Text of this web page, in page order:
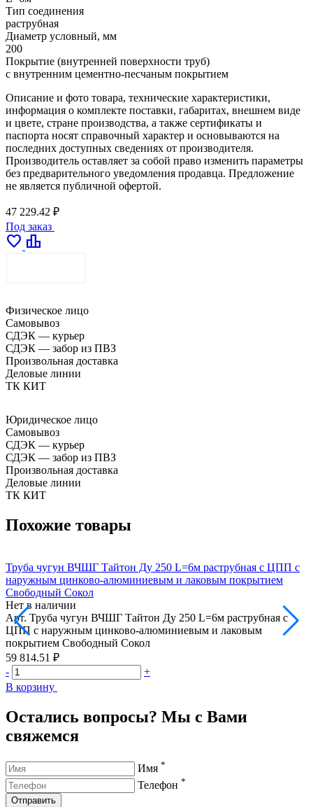
Тип соединения
раструбная
Диаметр условный, мм
200
Покрытие (внутренней поверхности труб)
с внутренним цементно-песчаным покрытием
Описание и фото товара, технические характеристики,
информация о комплекте поставки, габаритах, внешнем виде
и цвете, стране производства, а также сертификаты и
паспорта носят справочный характер и основываются на
последних доступных сведениях от производителя.
Производитель оставляет за собой право изменить параметры
без предварительного уведомления продавца. Предложение
не является публичной офертой.
47 229.42 ₽
Под заказ
favorite leaderboard
Физическое лицо
Самовывоз
СДЭК — курьер
СДЭК — забор из ПВЗ
Произвольная доставка
Деловые линии
ТК КИТ
Юридическое лицо
Самовывоз
СДЭК — курьер
СДЭК — забор из ПВЗ
Произвольная доставка
Деловые линии
ТК КИТ
Похожие товары
Труба чугун ВЧШГ Тайтон Ду 250 L=6м раструбная с ЦПП с
наружным цинково-алюминиевым и лаковым покрытием
Свободный Сокол
Нет в наличии
Арт. Труба чугун ВЧШГ Тайтон Ду 250 L=6м раструбная с
ЦПП с наружным цинково-алюминиевым и лаковым
покрытием Свободный Сокол
59 814.51 ₽
-
+
В корзину
Остались вопросы? Мы с Вами
свяжемся
Имя *
Телефон *
Отправить